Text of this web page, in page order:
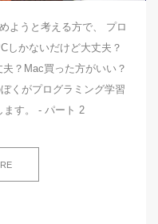
ようと考える方で、 プロ
しかないだけど大丈夫？
？Mac買った方がいい？
くがプログラミング学習
ます。 - パート 2